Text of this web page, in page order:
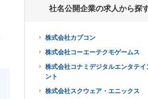
社名公開企業の求人から探
株式会社カプコン
株式会社コーエーテクモゲームス
株式会社コナミデジタルエンタテイ
ント
株式会社スクウェア・エニックス